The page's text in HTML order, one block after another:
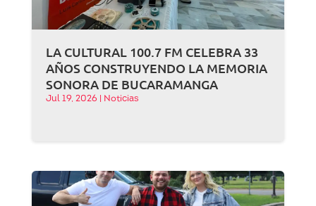
LA CULTURAL 100.7 FM CELEBRA 33
AÑOS CONSTRUYENDO LA MEMORIA
SONORA DE BUCARAMANGA
Jul 19, 2026 Noticias